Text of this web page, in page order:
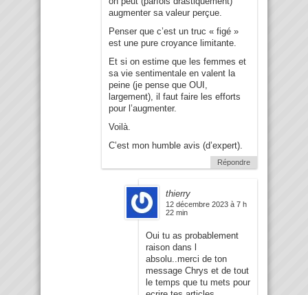
augmenter sa valeur perçue.
Penser que c’est un truc « figé »
est une pure croyance limitante.
Et si on estime que les femmes et
sa vie sentimentale en valent la
peine (je pense que OUI,
largement), il faut faire les efforts
pour l’augmenter.
Voilà.
C’est mon humble avis (d’expert).
Répondre
thierry
12 décembre 2023 à 7 h
22 min
Oui tu as probablement
raison dans l
absolu..merci de ton
message Chrys et de tout
le temps que tu mets pour